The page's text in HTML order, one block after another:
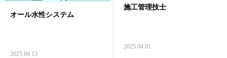
オール水性システム
2025.04.13
施工管理技士
2025.04.01